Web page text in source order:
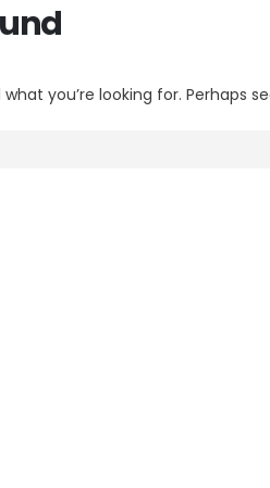
you’re looking for. Perhaps